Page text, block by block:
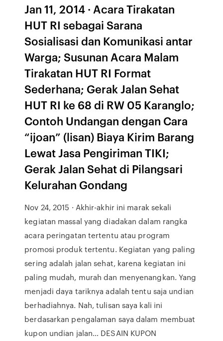
Jan 11, 2014 · Acara Tirakatan
HUT RI sebagai Sarana
Sosialisasi dan Komunikasi antar
Warga; Susunan Acara Malam
Tirakatan HUT RI Format
Sederhana; Gerak Jalan Sehat
HUT RI ke 68 di RW 05 Karanglo;
Contoh Undangan dengan Cara
“ijoan” (lisan) Biaya Kirim Barang
Lewat Jasa Pengiriman TIKI;
Gerak Jalan Sehat di Pilangsari
Kelurahan Gondang
Nov 24, 2015 · Akhir-akhir ini marak sekali
kegiatan massal yang diadakan dalam rangka
acara peringatan tertentu atau program
promosi produk tertentu. Kegiatan yang paling
sering adalah jalan sehat, karena kegiatan ini
paling mudah, murah dan menyenangkan. Yang
menjadi daya tariknya adalah tentu saja undian
berhadiahnya. Nah, tulisan saya kali ini
berdasarkan pengalaman saya dalam membuat
kupon undian jalan… DESAIN KUPON